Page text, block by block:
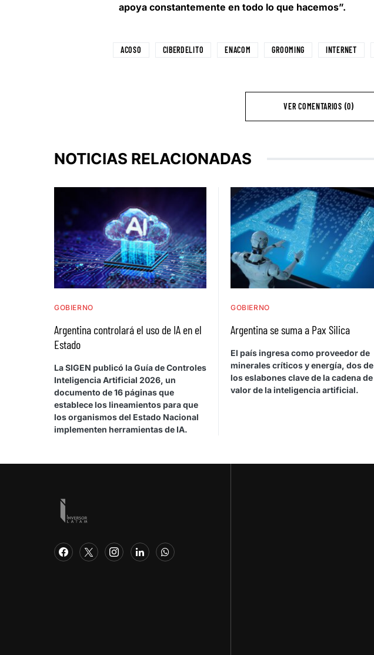
apoya constantemente en todo lo que hacemos”.
ACOSO CIBERDELITO ENACOM GROOMING INTERNET
VER COMENTARIOS (0)
NOTICIAS RELACIONADAS
GOBIERNO
Argentina controlará el uso de IA en el
Estado
La SIGEN publicó la Guía de Controles
Inteligencia Artificial 2026, un
documento de 16 páginas que
establece los lineamientos para que
los organismos del Estado Nacional
implementen herramientas de IA.
GOBIERNO
Argentina se suma a Pax Silica
El país ingresa como proveedor de
minerales críticos y energía, dos de
los eslabones clave de la cadena de
valor de la inteligencia artificial.